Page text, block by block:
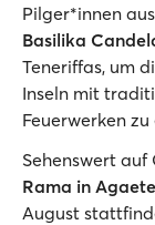
Pilger*innen
Basilika
Teneriffas, um
Inseln mit
Feuerwerken zu
Sehenswert
Rama in Agaete
August